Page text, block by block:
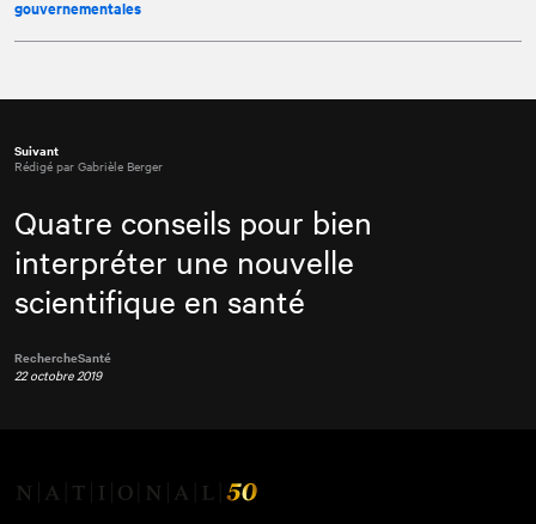
gouvernementales
Suivant
Rédigé par Gabrièle Berger
Quatre conseils pour bien
interpréter une nouvelle
scientifique en santé
RechercheSanté
22 octobre 2019